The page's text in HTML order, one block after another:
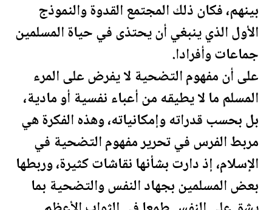
بينهم، فكان ذلك المجتمع القدوة والنموذج
الأول الذي ينبغي أن يحتذى في حياة المسلمين
جماعات وأفرادا.
على أن مفهوم التضحية لا يفرض على المرء
المسلم ما لا يطيقه من أعباء نفسية أو مادية،
بل بحسب قدراته وإمكانياته، وهذه الفكرة هي
مربط الفرس في تحرير مفهوم التضحية في
الإسلام، إذ دارت بشأنها نقاشات كثيرة، وربطها
بعض المسلمين بجهاد النفس والتضحية بما